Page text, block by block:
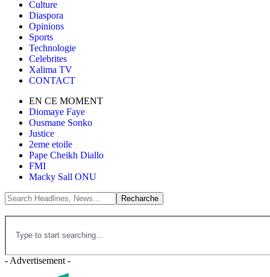
Culture
Diaspora
Opinions
Sports
Technologie
Celebrites
Xalima TV
CONTACT
EN CE MOMENT
Diomaye Faye
Ousmane Sonko
Justice
2eme etoile
Pape Cheikh Diallo
FMI
Macky Sall ONU
- Advertisement -